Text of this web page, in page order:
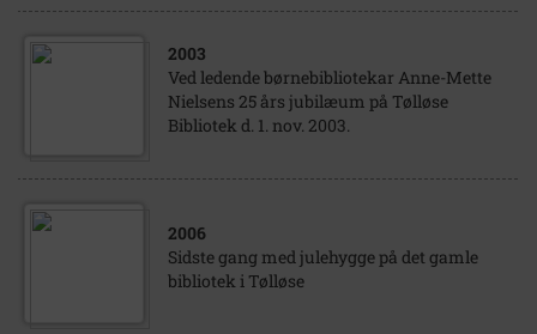
2003
Ved ledende børnebibliotekar Anne-Mette
Nielsens 25 års jubilæum på Tølløse
Bibliotek d. 1. nov. 2003.
2006
Sidste gang med julehygge på det gamle
bibliotek i Tølløse